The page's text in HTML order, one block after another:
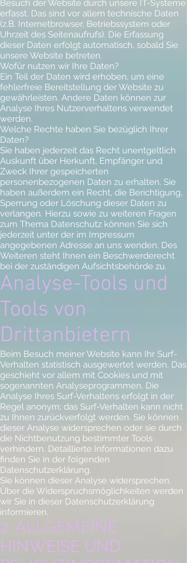
Besuch der Website durch unsere IT-Systeme
erfasst. Das sind vor allem technische Daten
(z.B. Internetbrowser, Betriebssystem oder
Uhrzeit des Seitenaufrufs). Die Erfassung
dieser Daten erfolgt automatisch, sobald Sie
unsere Website betreten.
Wofür nutzen wir Ihre Daten?
Ein Teil der Daten wird erhoben, um eine
fehlerfreie Bereitstellung der Website zu
gewährleisten. Andere Daten können zur
Analyse Ihres Nutzerverhaltens verwendet
werden.
Welche Rechte haben Sie bezüglich Ihrer
Daten?
Sie haben jederzeit das Recht unentgeltlich
Auskunft über Herkunft, Empfänger und
Zweck Ihrer gespeicherten
personenbezogenen Daten zu erhalten. Sie
haben außerdem ein Recht, die Berichtigung,
Sperrung oder Löschung dieser Daten zu
verlangen. Hierzu sowie zu weiteren Fragen
zum Thema Datenschutz können Sie sich
jederzeit unter der im Impressum
angegebenen Adresse an uns wenden. Des
Weiteren steht Ihnen ein Beschwerderecht
bei der zuständigen Aufsichtsbehörde zu.
Analyse-Tools und
Tools von
Drittanbietern
Beim Besuch meiner Website kann Ihr Surf-
Verhalten statistisch ausgewertet werden. Das
geschieht vor allem mit Cookies und mit
sogenannten Analyseprogrammen. Die
Analyse Ihres Surf-Verhaltens erfolgt in der
Regel anonym; das Surf-Verhalten kann nicht
zu Ihnen zurückverfolgt werden. Sie können
dieser Analyse widersprechen oder sie durch
die Nichtbenutzung bestimmter Tools
verhindern. Detaillierte Informationen dazu
finden Sie in der folgenden
Datenschutzerklärung.
Sie können dieser Analyse widersprechen.
Über die Widerspruchsmöglichkeiten werden
wir Sie in dieser Datenschutzerklärung
informieren.
2. ALLGEMEINE
HINWEISE UND